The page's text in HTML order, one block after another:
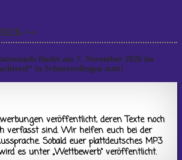
++
findet am 7. November 2026 im
in Schneverdingen statt!
veröffentlicht, deren Texte noch
verfasst sind. Wir helfen euch bei der
Sobald euer plattdeutsches MP3
es unter „Wettbewerb“ veröffentlicht.